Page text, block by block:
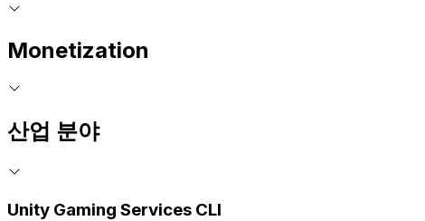
Monetization
산업 분야
Unity Gaming Services CLI